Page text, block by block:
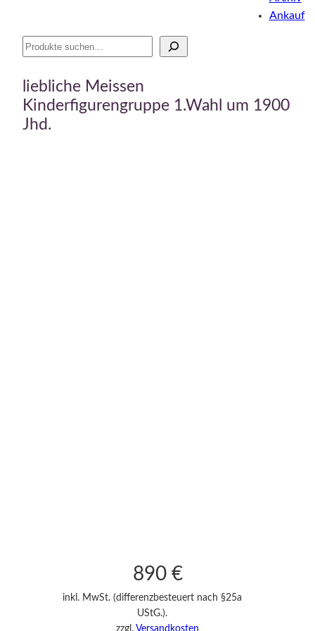
Suche
Ankauf
liebliche Meissen
Kinderfigurengruppe 1.Wahl um 1900
Jhd.
890 €
inkl. MwSt. (differenzbesteuert nach §25a
UStG.).